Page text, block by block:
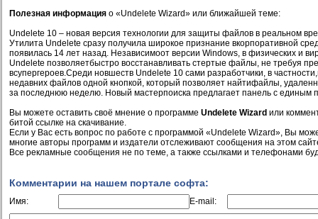
Полезная информация о «Undelete Wizard» или ближайшей теме:
Undelete 10 – новая версия технологии для защиты файлов в реальном
Утилита Undelete сразу получила широкое признание вкорпоративной
появилась 14 лет назад. Независимоот версии Windows, в физических и
Undelete позволяетбыстро восстанавливать стертые файлы, не требуя
всупергероев.Среди новшеств Undelete 10 сами разработчики, в
недавних файлов одной кнопкой, который позволяет найтифайлы,
за последнюю неделю. Новый мастерпоиска предлагает панель с единым
Вы можете оставить своё мнение о программе Undelete Wizard или
битой ссылке на скачивание.
Если у Вас есть вопрос по работе с программой «Undelete Wizard», Вы
многие авторы программ и издатели отслеживают сообщения на этом
Все рекламные сообщения не по теме, а также ссылками и телефонами
Комментарии на нашем портале софта:
Имя: E-mail: